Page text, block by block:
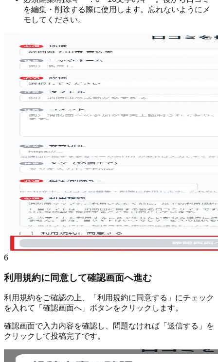
を編集・削除する際に使用します。忘れないようにメ
モしてください。
6
利用規約に同意して確認画面へ進む
利用規約をご確認の上、「利用規約に同意する」にチェック
を入れて「確認画面へ」ボタンをクリックします。
確認画面で入力内容を確認し、問題なければ「送信する」を
クリックして投稿完了です。